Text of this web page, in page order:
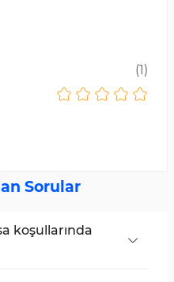
(1)
Sorular
koşullarında